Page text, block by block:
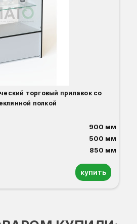
торговый прилавок со
полкой
900 мм
500 мм
850 мм
купить